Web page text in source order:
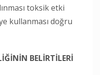
toksik etki
kullanması doğru
BELİRTİLERİ